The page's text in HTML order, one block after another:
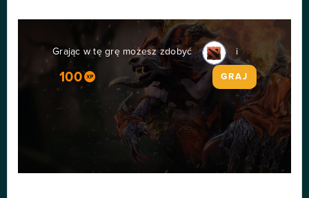
Grając w tę grę możesz zdobyć i
100 GRAJ